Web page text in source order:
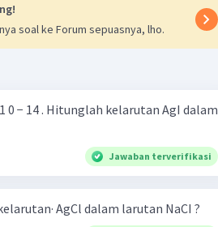
soal ke Forum sepuasnya, lho.
0 − 14 . Hitunglah kelarutan AgI dalam
Jawaban terverifikasi
AgCl dalam larutan NaCI ?